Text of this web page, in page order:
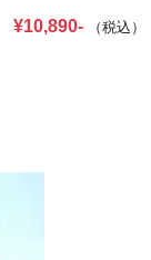
¥10,890- （税込）